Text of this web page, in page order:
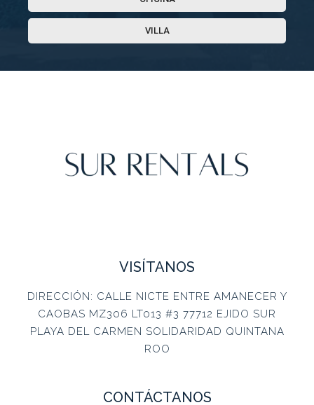
VILLA
VISÍTANOS
DIRECCIÓN: CALLE NICTE ENTRE AMANECER Y
CAOBAS MZ306 LT013 #3 77712 EJIDO SUR
PLAYA DEL CARMEN SOLIDARIDAD QUINTANA
ROO
CONTÁCTANOS